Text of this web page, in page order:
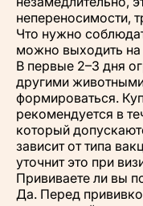
непереносимости,
Что нужно
можно выходить на
В первые 2–3 дня
другими
формироваться.
рекомендуется в
который
зависит от типа
уточнит это при
Прививаете ли вы
Да. Перед